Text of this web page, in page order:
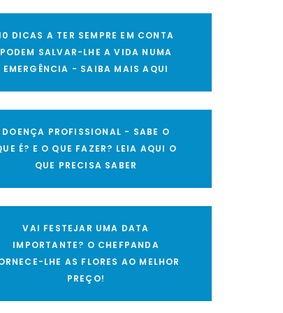
DICAS A TER SEMPRE EM CONTA
PODEM SALVAR-LHE A VIDA NUMA
EMERGÊNCIA - SAIBA MAIS AQUI
DOENÇA PROFISSIONAL - SABE O
É? E O QUE FAZER? LEIA AQUI O
QUE PRECISA SABER
VAI FESTEJAR UMA DATA
IMPORTANTE? O CHEFPANDA
LHE AS FLORES AO MELHOR
PREÇO!